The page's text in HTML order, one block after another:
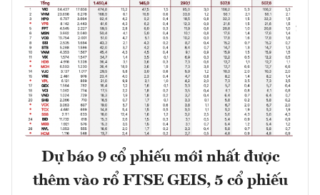
Dự báo 9 cổ phiếu mới nhất được
thêm vào rổ FTSE GEIS, 5 cổ phiếu